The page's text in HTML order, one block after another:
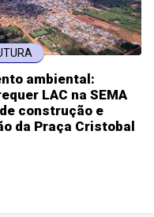
ambiental:
LAC na SEMA
construção e
da Praça Cristobal